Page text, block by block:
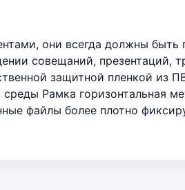
они всегда должны быть
совещаний, презентаций,
защитной пленкой из
Рамка горизонтальная
файлы более плотно